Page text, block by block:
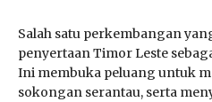
Salah satu perkembangan
penyertaan Timor Leste
Ini membuka peluang untuk
sokongan serantau, serta